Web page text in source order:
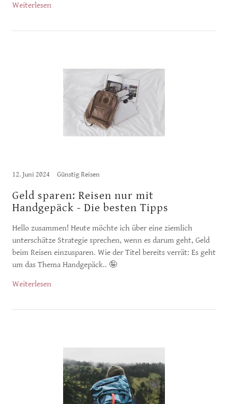
Weiterlesen
12. Juni 2024 Günstig Reisen
Geld sparen: Reisen nur mit
Handgepäck - Die besten Tipps
Hello zusammen! Heute möchte ich über eine ziemlich
unterschätze Strategie sprechen, wenn es darum geht, Geld
beim Reisen einzusparen. Wie der Titel bereits verrät: Es geht
um das Thema Handgepäck.. 🤪
Weiterlesen